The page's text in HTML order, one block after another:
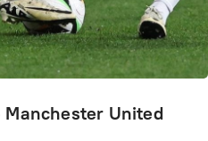
Manchester United